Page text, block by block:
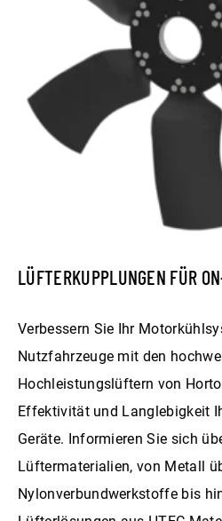
LÜFTERKUPPLUNGEN FÜR
Verbessern Sie Ihr
Nutzfahrzeuge mit den
Hochleistungslüftern von
Effektivität und Langlebigkeit
Geräte. Informieren Sie sich
Lüftermaterialien, von Metall
Nylonverbundwerkstoffe bis